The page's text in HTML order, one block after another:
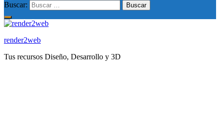
Buscar:
render2web
Tus recursos Diseño, Desarrollo y 3D